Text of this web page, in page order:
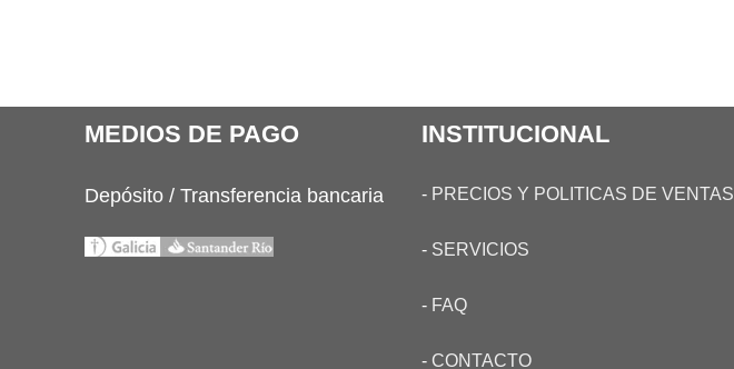
MEDIOS DE PAGO
Depósito / Transferencia bancaria
INSTITUCIONAL
- PRECIOS Y POLITICAS DE VENTAS
- SERVICIOS
- FAQ
- CONTACTO